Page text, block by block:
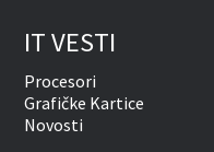
IT VESTI
Procesori
Grafičke Kartice
Novosti